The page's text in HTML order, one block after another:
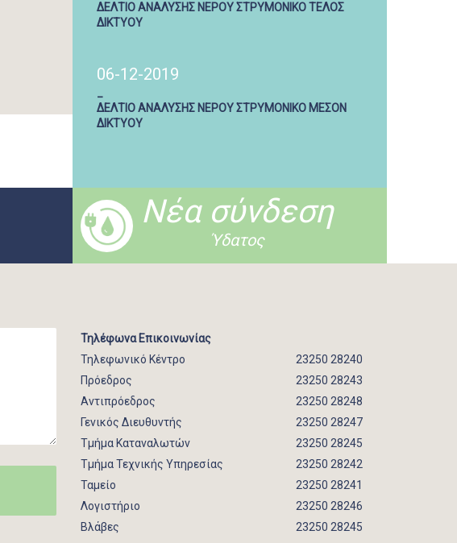
ΔΕΛΤΙΟ ΑΝΑΛΥΣΗΣ ΝΕΡΟΥ ΣΤΡΥΜΟΝΙΚΟ ΤΕΛΟΣ
ΔΙΚΤΥΟΥ
06-12-2019
ΔΕΛΤΙΟ ΑΝΑΛΥΣΗΣ ΝΕΡΟΥ ΣΤΡΥΜΟΝΙΚΟ ΜΕΣΟΝ
ΔΙΚΤΥΟΥ
Νέα σύνδεση
Ύδατος
Τηλέφωνα Επικοινωνίας
Τηλεφωνικό Κέντρο
23250 28240
Πρόεδρος
23250 28243
Αντιπρόεδρος
23250 28248
Γενικός Διευθυντής
23250 28247
Τμήμα Καταναλωτών
23250 28245
Τμήμα Τεχνικής Υπηρεσίας
23250 28242
Ταμείο
23250 28241
Λογιστήριο
23250 28246
Βλάβες
23250 28245